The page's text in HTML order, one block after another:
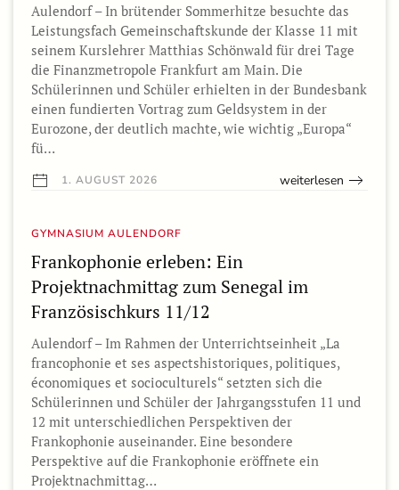
Aulendorf – In brütender Sommerhitze besuchte das
Leistungsfach Gemeinschaftskunde der Klasse 11 mit
seinem Kurslehrer Matthias Schönwald für drei Tage
die Finanzmetropole Frankfurt am Main. Die
Schülerinnen und Schüler erhielten in der Bundesbank
einen fundierten Vortrag zum Geldsystem in der
Eurozone, der deutlich machte, wie wichtig „Europa“
fü…
1. AUGUST 2026 weiterlesen
GYMNASIUM AULENDORF
Frankophonie erleben: Ein
Projektnachmittag zum Senegal im
Französischkurs 11/12
Aulendorf – Im Rahmen der Unterrichtseinheit „La
francophonie et ses aspectshistoriques, politiques,
économiques et socioculturels“ setzten sich die
Schülerinnen und Schüler der Jahrgangsstufen 11 und
12 mit unterschiedlichen Perspektiven der
Frankophonie auseinander. Eine besondere
Perspektive auf die Frankophonie eröffnete ein
Projektnachmittag…